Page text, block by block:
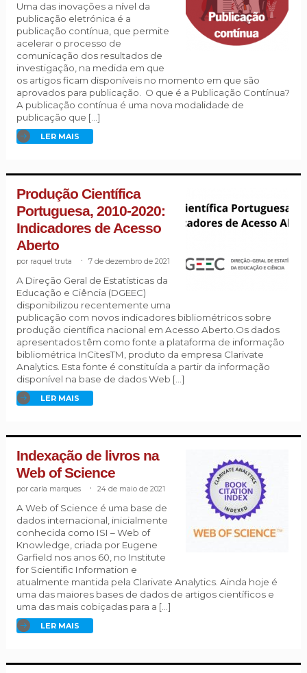
Uma das inovações a nível da
publicação eletrónica é a
publicação contínua, que permite
acelerar o processo de
comunicação dos resultados de
investigação, na medida em que
os artigos ficam disponíveis no momento em que são
aprovados para publicação. O que é a Publicação Contínua?
A publicação contínua é uma nova modalidade de
publicação que […]
LER MAIS
Produção Científica
Portuguesa, 2010-2020:
Indicadores de Acesso
Aberto
raquel truta 7 de dezembro de 2021
A Direção Geral de Estatísticas da
Educação e Ciência (DGEEC)
disponibilizou recentemente uma
publicação com novos indicadores bibliométricos sobre
produção científica nacional em Acesso Aberto.Os dados
apresentados têm como fonte a plataforma de informação
bibliométrica InCitesTM, produto da empresa Clarivate
Analytics. Esta fonte é constituída a partir da informação
disponível na base de dados Web […]
LER MAIS
Indexação de livros na
Web of Science
carla marques. 24 de maio de 2021
A Web of Science é uma base de
dados internacional, inicialmente
conhecida como ISI – Web of
Knowledge, criada por Eugene
Garfield nos anos 60, no Institute
for Scientific Information e
atualmente mantida pela Clarivate Analytics. Ainda hoje é
uma das maiores bases de dados de artigos científicos e
uma das mais cobiçadas para a […]
LER MAIS